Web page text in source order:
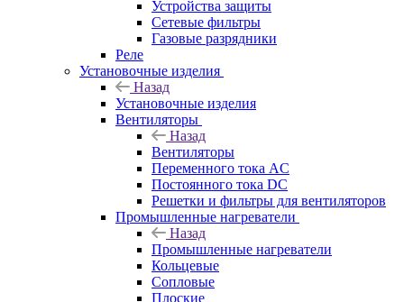
Устройства защиты
Сетевые фильтры
Газовые разрядники
Реле
Установочные изделия
Назад
Установочные изделия
Вентиляторы
Назад
Вентиляторы
Переменного тока AC
Постоянного тока DC
Решетки и фильтры для вентиляторов
Промышленные нагреватели
Назад
Промышленные нагреватели
Кольцевые
Сопловые
Плоские